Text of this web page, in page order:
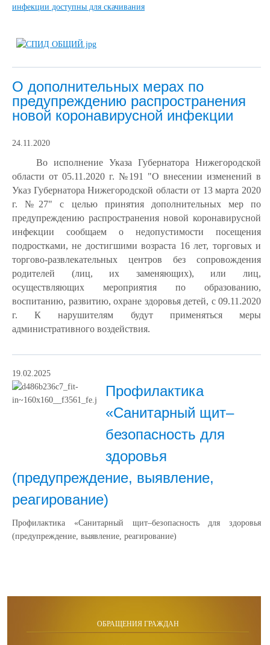
инфекции доступны для скачивания
О дополнительных мерах по
предупреждению распространения
новой коронавирусной инфекции
24.11.2020
Во исполнение Указа Губернатора Нижегородской
области от 05.11.2020 г. №191 "О внесении изменений в
Указ Губернатора Нижегородской области от 13 марта 2020
г. №27" с целью принятия дополнительных мер по
предупреждению распространения новой коронавирусной
инфекции сообщаем о недопустимости посещения
подростками, не достигшими возраста 16 лет, торговых и
торгово-развлекательных центров без сопровождения
родителей (лиц, их заменяющих), или лиц,
осуществляющих мероприятия по образованию,
воспитанию, развитию, охране здоровья детей, с 09.11.2020
г. К нарушителям будут применяться меры
административного воздействия.
19.02.2025
Профилактика
«Санитарный щит–
безопасность для
здоровья
(предупреждение, выявление,
реагирование)
Профилактика «Санитарный щит–безопасность для здоровья
(предупреждение, выявление, реагирование)
ОБРАЩЕНИЯ ГРАЖДАН